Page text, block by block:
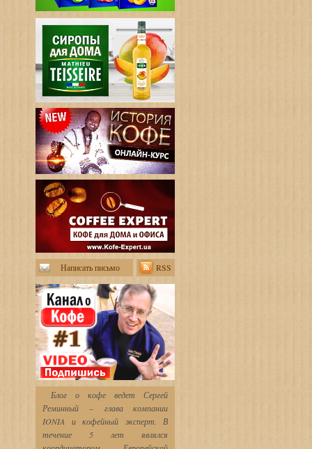
Написать письмо RSS
Блог о кофе ведет Сергей
Реминный – глава компании
IONIA и кофейный эксперт. В
течение 5 лет являлся